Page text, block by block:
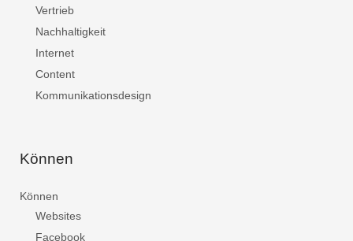
Vertrieb
Nachhaltigkeit
Internet
Content
Kommunikationsdesign
Können
Können
Websites
Facebook